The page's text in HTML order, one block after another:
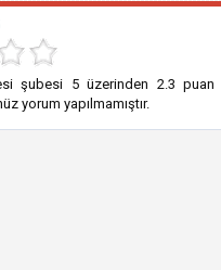
şubesi 5üzerinden 2.3 puan
yorum yapılmamıştır.